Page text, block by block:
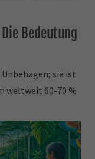
Bedeutung
sie ist
weltweit 60-70 %